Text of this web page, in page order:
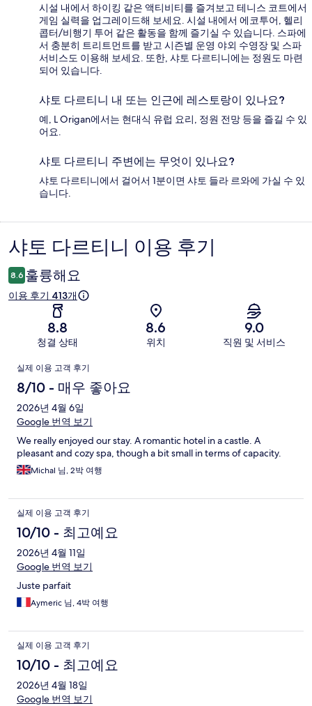
시설 내에서 하이킹 같은 액티비티를 즐겨보고 테니스 코트에서
게임 실력을 업그레이드해 보세요. 시설 내에서 에코투어, 헬리
콥터/비행기 투어 같은 활동을 함께 즐기실 수 있습니다. 스파에
서 충분히 트리트먼트를 받고 시즌별 운영 야외 수영장 및 스파
서비스도 이용해 보세요. 또한, 샤토 다르티니에는 정원도 마련
되어 있습니다.
샤토 다르티니 내 또는 인근에 레스토랑이 있나요?
예, L Origan에서는 현대식 유럽 요리, 정원 전망 등을 즐길 수 있
어요.
샤토 다르티니 주변에는 무엇이 있나요?
샤토 다르티니에서 걸어서 1분이면 샤토 들라 르와에 가실 수 있
습니다.
이
용
후
샤토 다르티니 이용 후기
8.6 훌륭해요
이용 후기 413개
8.8
청결 상태
8.6
위치
9.0
직원 및 서비스
이
용
후
기
실제 이용 고객 후기
8/10 - 매우 좋아요
2026년 4월 6일
Google 번역 보기
We really enjoyed our stay. A romantic hotel in a castle. A
pleasant and cozy spa, though a bit small in terms of capacity.
Michal 님, 2박 여행
실제 이용 고객 후기
10/10 - 최고예요
2026년 4월 11일
Google 번역 보기
Juste parfait
Aymeric 님, 4박 여행
실제 이용 고객 후기
10/10 - 최고예요
2026년 4월 18일
Google 번역 보기